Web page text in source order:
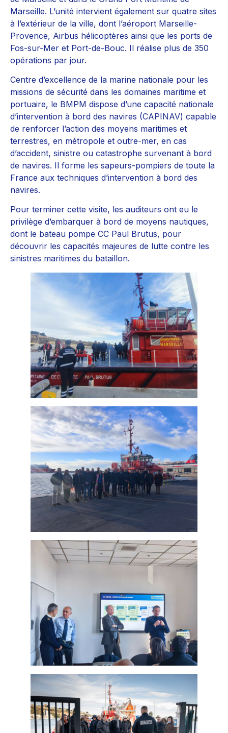
Marseille. L’unité intervient également sur quatre sites
à l’extérieur de la ville, dont l’aéroport Marseille-
Provence, Airbus hélicoptères ainsi que les ports de
Fos-sur-Mer et Port-de-Bouc. Il réalise plus de 350
opérations par jour.
Centre d’excellence de la marine nationale pour les
missions de sécurité dans les domaines maritime et
portuaire, le BMPM dispose d’une capacité nationale
d’intervention à bord des navires (CAPINAV) capable
de renforcer l’action des moyens maritimes et
terrestres, en métropole et outre-mer, en cas
d’accident, sinistre ou catastrophe survenant à bord
de navires. Il forme les sapeurs-pompiers de toute la
France aux techniques d’intervention à bord des
navires.
Pour terminer cette visite, les auditeurs ont eu le
privilège d’embarquer à bord de moyens nautiques,
dont le bateau pompe CC Paul Brutus, pour
découvrir les capacités majeures de lutte contre les
sinistres maritimes du bataillon.